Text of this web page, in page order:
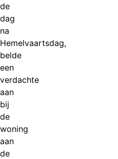
de
dag
na
Hemelvaartsdag,
belde
een
verdachte
aan
bij
de
woning
aan
de